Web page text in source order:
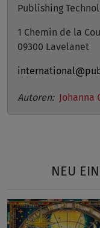
Publishing
1 Chemin de la
09300 Lavelanet
Autoren: Johanna
NEU